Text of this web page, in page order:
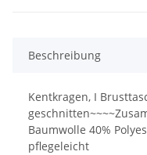
Beschreibung
Kentkragen, I
Baumwolle 40%
pflegeleicht